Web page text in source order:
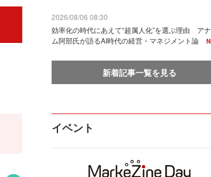
2026/08/06 08:30
効率化の時代にあえて“超属人化”を選ぶ理由 ア
ム阿部氏が語るAI時代の経営・マネジメント論
新着記事一覧を見る
イベント